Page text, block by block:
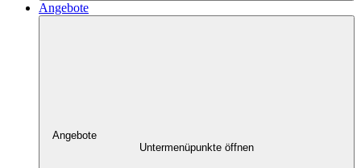
Angebote
Angebote
Untermenüpunkte öffnen